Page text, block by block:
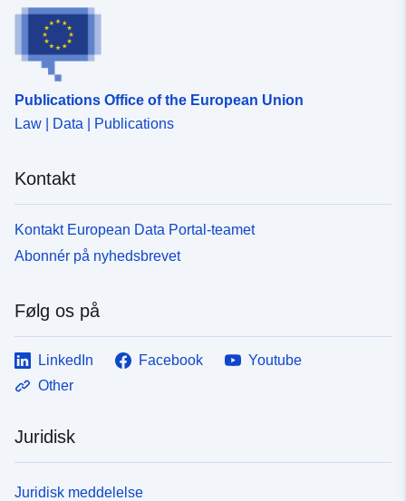
Publications Office of the European Union
Law | Data | Publications
Kontakt
Kontakt European Data Portal-teamet
Abonnér på nyhedsbrevet
Følg os på
LinkedIn Facebook
Youtube
Other
Juridisk
Juridisk meddelelse